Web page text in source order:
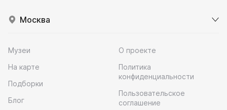
Москва
Музеи
На карте
Подборки
Блог
О проекте
Политика
конфиденциальности
Пользовательское
соглашение